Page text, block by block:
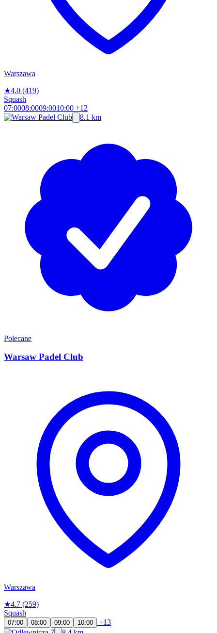
Warszawa
★4.0 (419)
Squash
07:0008:0009:0010:00 +12
8.1 km
Polecane
Warsaw Padel Club
Warszawa
★4.7 (259)
Squash
07:00 08:00 09:00 10:00
+13